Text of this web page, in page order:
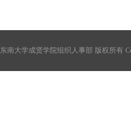
东南大学成贤学院组织人事部 版权所有